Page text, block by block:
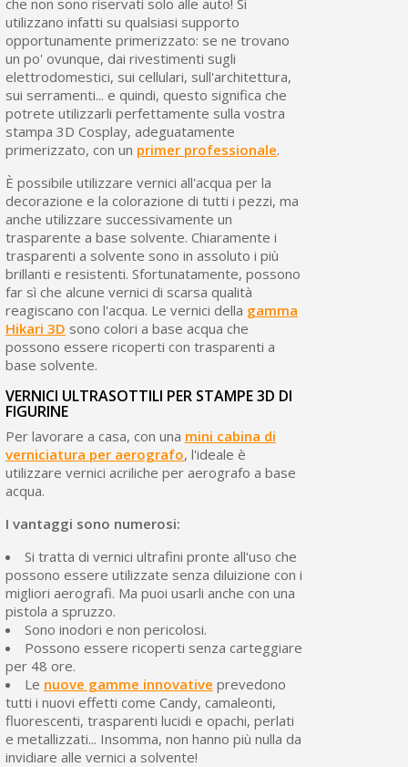
utilizzano infatti su qualsiasi supporto
opportunamente primerizzato: se ne trovano
un po' ovunque, dai rivestimenti sugli
elettrodomestici, sui cellulari, sull'architettura,
sui serramenti... e quindi, questo significa che
potrete utilizzarli perfettamente sulla vostra
stampa 3D Cosplay, adeguatamente
primerizzato, con un primer professionale.
È possibile utilizzare vernici all'acqua per la
decorazione e la colorazione di tutti i pezzi, ma
anche utilizzare successivamente un
trasparente a base solvente. Chiaramente i
trasparenti a solvente sono in assoluto i più
brillanti e resistenti. Sfortunatamente, possono
far sì che alcune vernici di scarsa qualità
reagiscano con l'acqua. Le vernici della gamma
Hikari 3D sono colori a base acqua che
possono essere ricoperti con trasparenti a
base solvente.
VERNICI ULTRASOTTILI PER STAMPE 3D DI
FIGURINE
Per lavorare a casa, con una mini cabina di
verniciatura per aerografo, l'ideale è
utilizzare vernici acriliche per aerografo a base
acqua.
I vantaggi sono numerosi:
Si tratta di vernici ultrafini pronte all'uso che
possono essere utilizzate senza diluizione con i
migliori aerografi. Ma puoi usarli anche con una
pistola a spruzzo.
Sono inodori e non pericolosi.
Possono essere ricoperti senza carteggiare
per 48 ore.
Le nuove gamme innovative prevedono
tutti i nuovi effetti come Candy, camaleonti,
fluorescenti, trasparenti lucidi e opachi, perlati
e metallizzati... Insomma, non hanno più nulla da
invidiare alle vernici a solvente!